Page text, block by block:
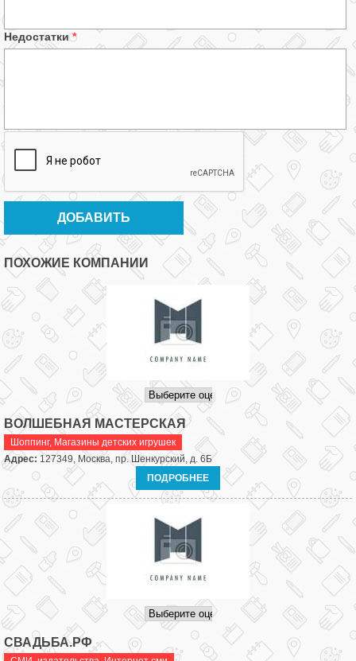
Недостатки*
ПОХОЖИЕ КОМПАНИИ
ВОЛШЕБНАЯ МАСТЕРСКАЯ
Шоппинг, Магазины детских игрушек
Адрес: 127349, Москва, пр. Шенкурский, д. 6Б
ПОДРОБНЕЕ
СВАДЬБА.РФ